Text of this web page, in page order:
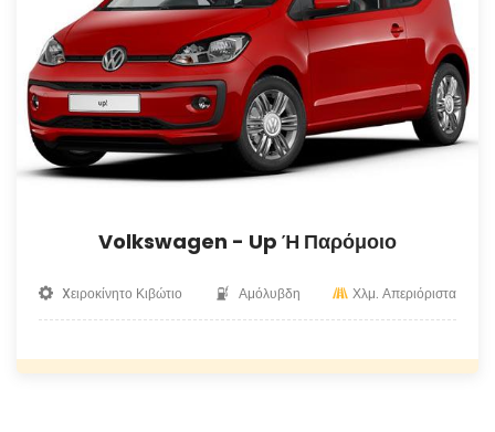
Volkswagen - Up Ή Παρόμοιο
Xειροκίνητο Κιβώτιο Αμόλυβδη Χλμ. Απεριόριστα